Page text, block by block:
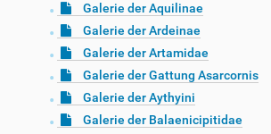
Galerie der Aquilinae
Galerie der Ardeinae
Galerie der Artamidae
Galerie der Gattung Asarcornis
Galerie der Aythyini
Galerie der Balaenicipitidae